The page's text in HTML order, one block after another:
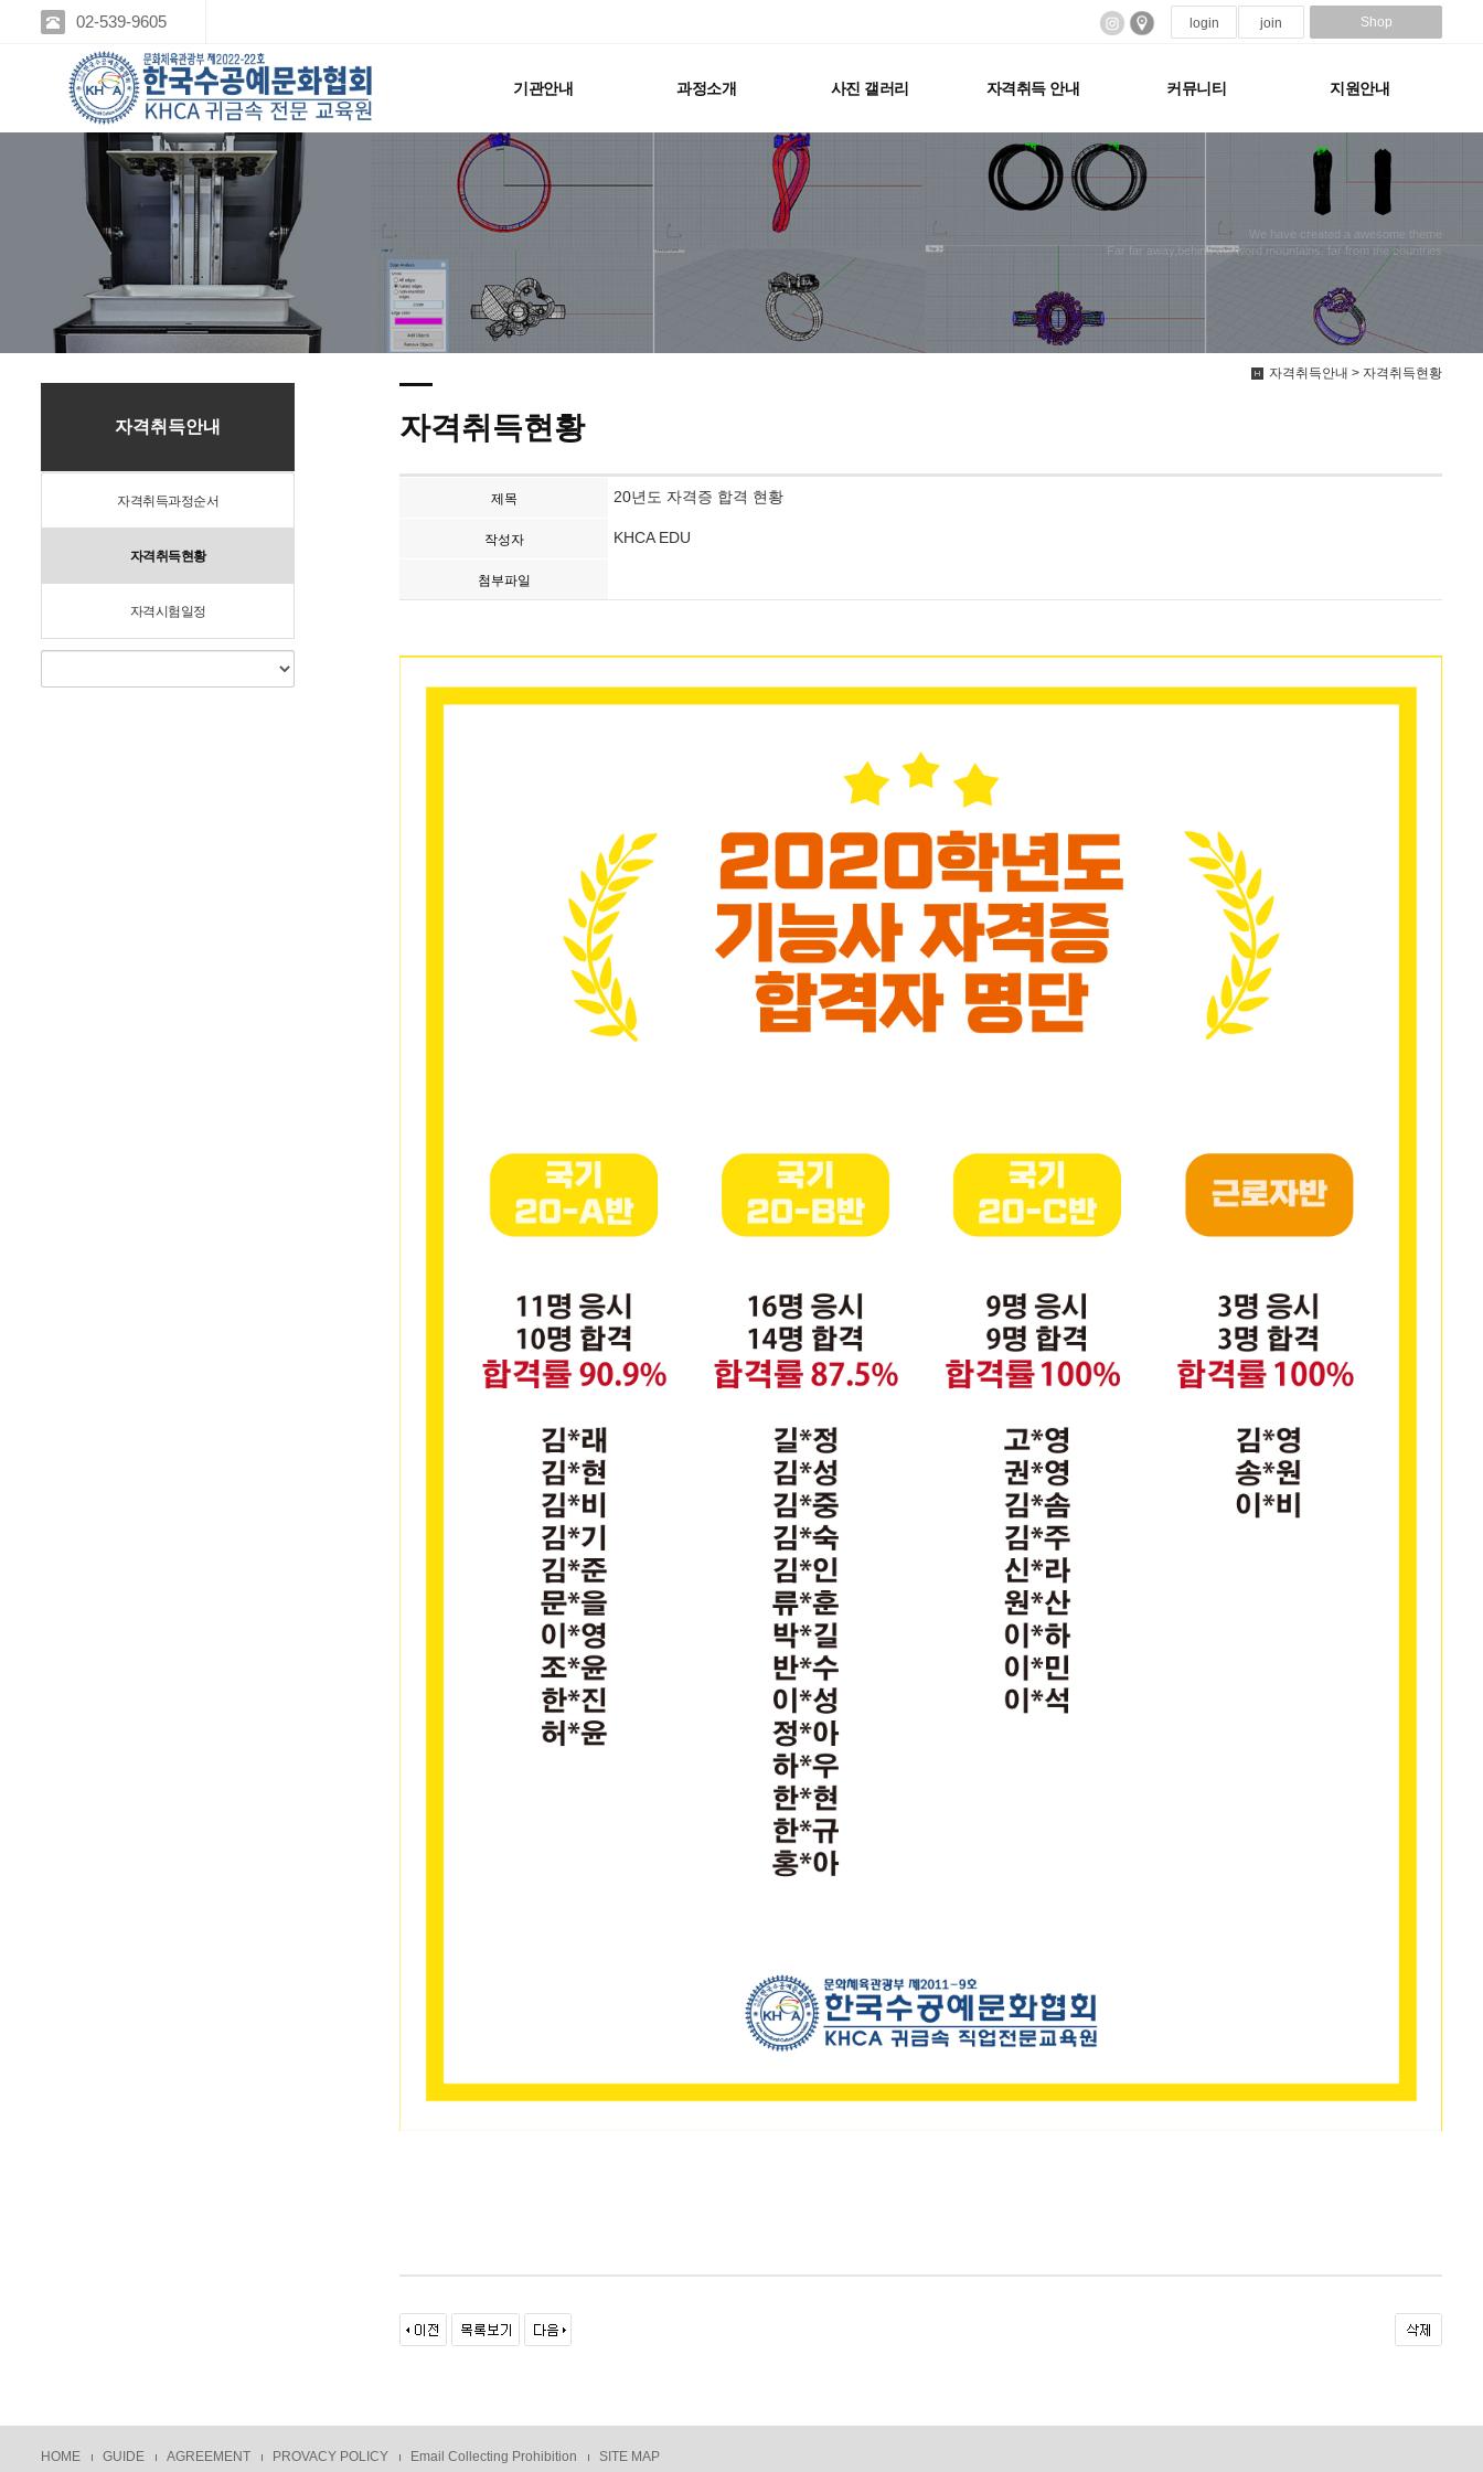
02-539-9605 login join Shop
기관안내 과정소개 사진 갤러리 자격취득 안내 커뮤니티 지원안내
We have created a awesome theme
Far far away,behind the word mountains, far from the countries
자격취득안내 > 자격취득현황
자격취득안내
자격취득과정순서
자격취득현황
자격시험일정
자격취득현황
제목 20년도 자격증 합격 현황
작성자 KHCA EDU
첨부파일
HOME GUIDE AGREEMENT PROVACY POLICY Email Collecting Prohibition SITE MAP